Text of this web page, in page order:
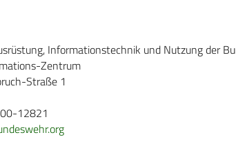
Informationstechnik und Nutzung der
Zentrum
Straße 1
12821